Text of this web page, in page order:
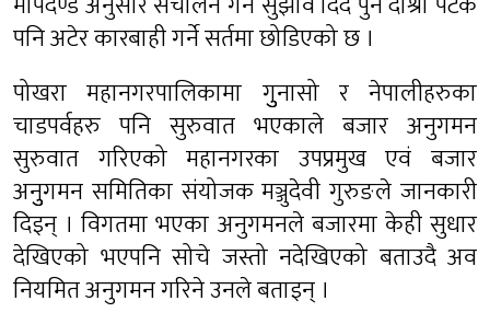
पनि अटेर कारबाही गर्ने सर्तमा छोडिएको छ ।
पोखरा महानगरपालिकामा गुुनासो र नेपालीहरुका
चाडपर्वहरु पनि सुरुवात भएकाले बजार अनुगमन
सुरुवात गरिएको महानगरका उपप्रमुख एवं बजार
अनुुगमन समितिका संयोजक मञ्जुदेवी गुरुङले जानकारी
दिइन् । विगतमा भएका अनुगमनले बजारमा केही सुधार
देखिएको भएपनि सोचे जस्तो नदेखिएको बताउदै अव
नियमित अनुगमन गरिने उनले बताइन् ।